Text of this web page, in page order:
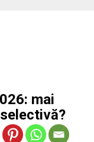
mai